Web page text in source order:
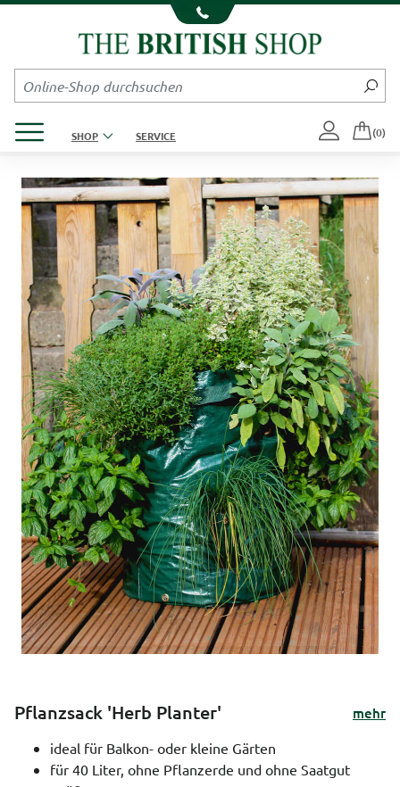
Kompletten Head der Seite überspringen
SHOP SERVICE (0)
Pflanzsack 'Herb Planter'
mehr
ideal für Balkon- oder kleine Gärten
für 40 Liter, ohne Pflanzerde und ohne Saatgut